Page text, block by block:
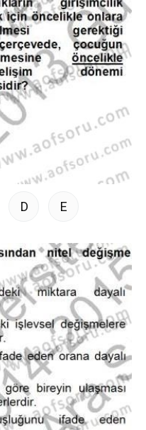
D E